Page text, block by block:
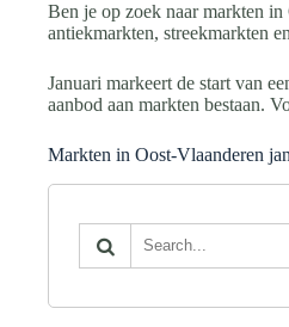
Ben je op zoek naar markten
antiekmarkten, streekmarkten
Januari markeert de start van
aanbod aan markten bestaan.
Markten in Oost-Vlaanderen